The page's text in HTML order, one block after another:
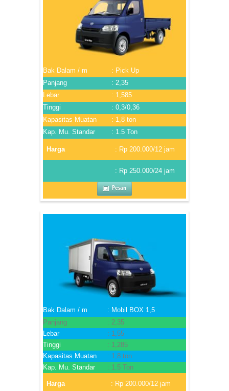
Bak Dalam / m
: Pick Up
Panjang
: 2,35
Lebar
: 1,585
Tinggi
: 0,3/0,36
Kapasitas Muatan
: 1,8 ton
Kap. Mu. Standar
: 1.5 Ton
Harga : Rp 200.000/12 jam
: Rp 250.000/24 jam
Pesan
Bak Dalam / m
: Mobil BOX 1,5
Panjang
: 2,35
Lebar
: 1,55
Tinggi
: 1,285
Kapasitas Muatan
: 1,8 ton
Kap. Mu. Standar
: 1.5 Ton
Harga : Rp 200.000/12 jam